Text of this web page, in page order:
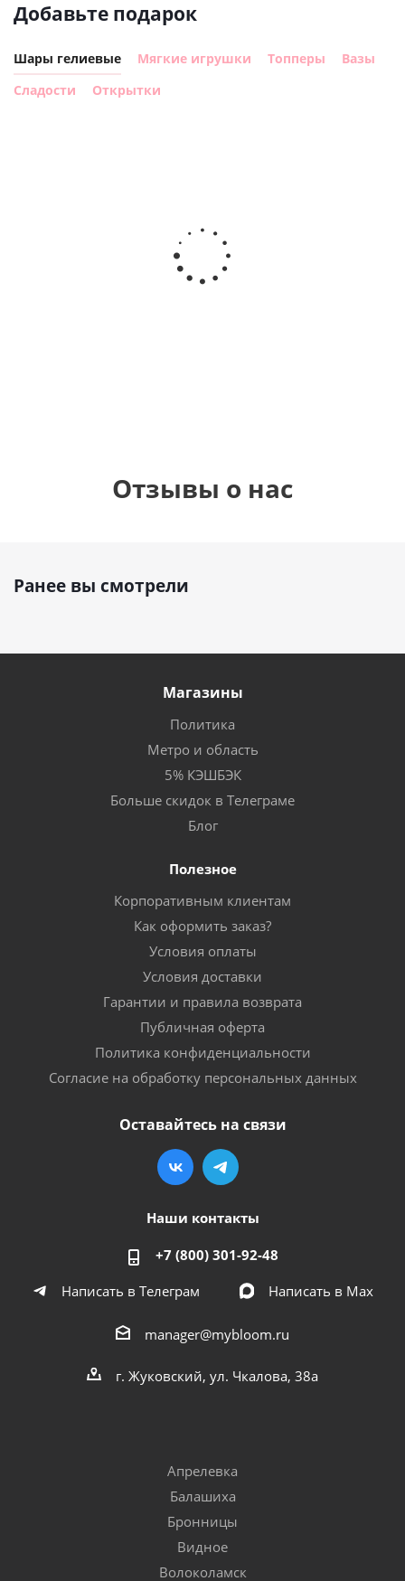
Добавьте подарок
Шары гелиевые Мягкие игрушки Топперы
Вазы
Сладости
Открытки
Шар с
днем
рождения,
с
Отзывы о нас
Ранее вы смотрели
Магазины
Политика
Метро и область
5% КЭШБЭК
Больше скидок в Телеграме
Блог
Полезное
Корпоративным клиентам
Как оформить заказ?
Условия оплаты
Условия доставки
Гарантии и правила возврата
Публичная оферта
Политика конфиденциальности
Согласие на обработку персональных данных
Оставайтесь на связи
Наши контакты
+7 (800) 301-92-48
Написать в Телеграм
Написать в Мах
manager@mybloom.ru
г. Жуковский, ул. Чкалова, 38а
Апрелевка
Балашиха
Бронницы
Видное
Волоколамск